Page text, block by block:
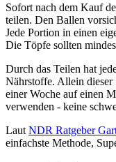
Sofort nach dem Kauf
teilen. Den Ballen
Jede Portion in einen
Die Töpfe sollten
Durch das Teilen hat
Nährstoffe. Allein dieser
einer Woche auf einen
verwenden - keine
Laut NDR Ratgeber
einfachste Methode,